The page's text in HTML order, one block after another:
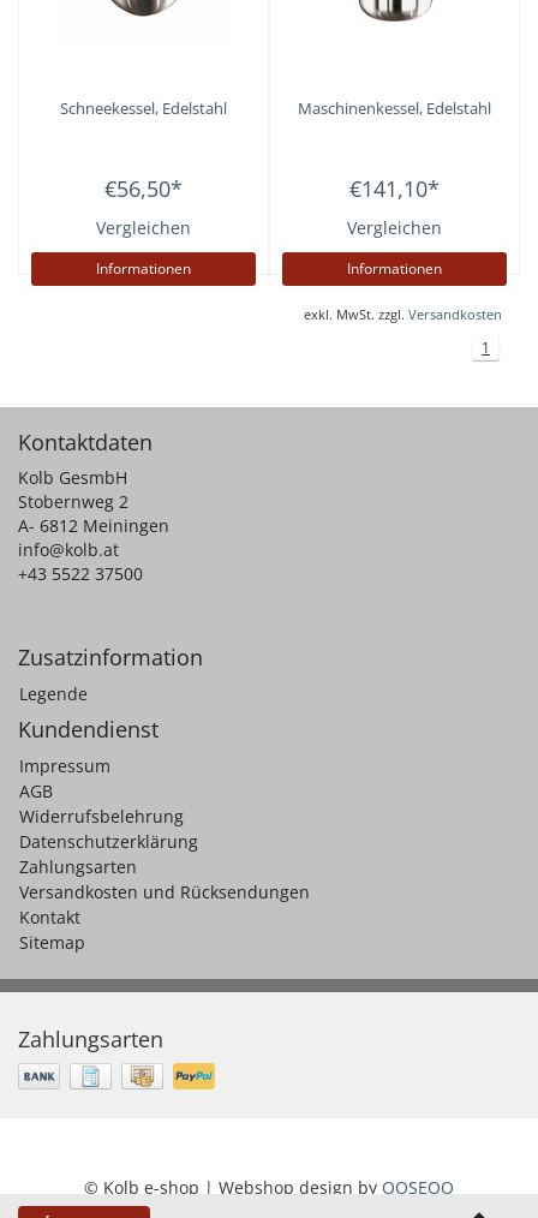
Schneekessel, Edelstahl
€56,50*
Vergleichen
Informationen
Maschinenkessel, Edelstahl
€141,10*
Vergleichen
Informationen
exkl. MwSt. zzgl. Versandkosten
1
Kontaktdaten
Kolb GesmbH
Stobernweg 2
A- 6812 Meiningen
info@kolb.at
+43 5522 37500
Zusatzinformation
Legende
Kundendienst
Impressum
AGB
Widerrufsbelehrung
Datenschutzerklärung
Zahlungsarten
Versandkosten und Rücksendungen
Kontakt
Sitemap
Zahlungsarten
© Kolb e-shop | Webshop design by OOSEOO